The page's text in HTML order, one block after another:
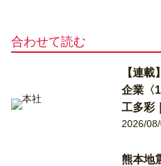
合わせて読む
【連載
企業〈
工多彩
2026/
熊本地